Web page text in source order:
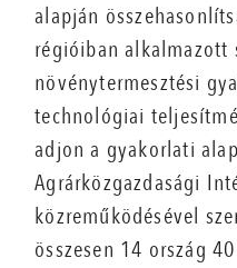
alapján
régióiban alkalmazott
növénytermesztési
technológiai
adjon a gyakorlati
Agrárközgazdasági
közreműködésével
összesen 14 ország